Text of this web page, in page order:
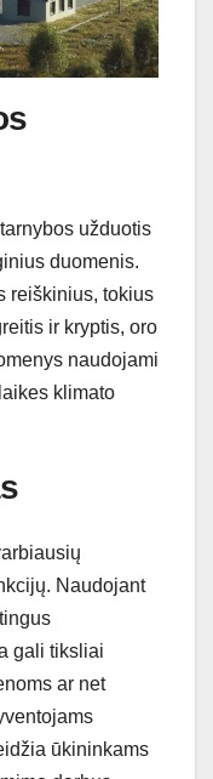
užduotis
duomenis.
reiškinius, tokius
ir kryptis, oro
naudojami
klimato
Naudojant
gali tiksliai
ar net
ūkininkams